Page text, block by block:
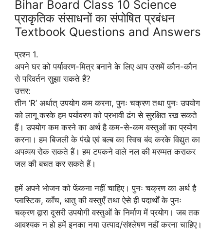
Bihar Board Class 10 Science
प्राकृतिक संसाधनों का संपोषित प्रबंधन
Textbook Questions and Answers
प्रश्न 1.
अपने घर को पर्यावरण-मित्र बनाने के लिए आप उसमें कौन-कौन
से परिवर्तन सुझा सकते हैं?
उत्तर:
तीन ‘R’ अर्थात् उपयोग कम करना, पुनः चक्रण तथा पुनः उपयोग
को लागू करके हम पर्यावरण को प्रभावी ढंग से सुरक्षित रख सकते
हैं। उपयोग कम करने का अर्थ है कम-से-कम वस्तुओं का प्रयोग
करना। हम बिजली के पंखे एवं बल्ब का स्विच बंद करके विद्युत का
अपव्यय रोक सकते हैं। हम टपकने वाले नल की मरम्मत कराकर
जल की बचत कर सकते हैं।
हमें अपने भोजन को फेंकना नहीं चाहिए। पुनः चक्रण का अर्थ है
प्लास्टिक, काँच, धातु की वस्तुएँ तथा ऐसे ही पदार्थों के पुनः
चक्रण द्वारा दूसरी उपयोगी वस्तुओं के निर्माण में प्रयोग। जब तक
आवश्यक न हो हमें इनका नया उत्पाद/संश्लेषण नहीं करना चाहिए।